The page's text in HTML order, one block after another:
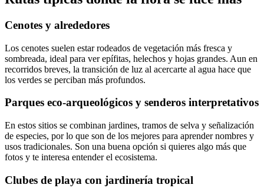
Cenotes y alrededores
Los cenotes suelen estar rodeados de vegetación más fresca y
sombreada, ideal para ver epífitas, helechos y hojas grandes. Aun en
recorridos breves, la transición de luz al acercarte al agua hace que
los verdes se perciban más profundos.
Parques eco-arqueológicos y senderos interpretativos
En estos sitios se combinan jardines, tramos de selva y señalización
de especies, por lo que son de los mejores para aprender nombres y
usos tradicionales. Son una buena opción si quieres algo más que
fotos y te interesa entender el ecosistema.
Clubes de playa con jardinería tropical